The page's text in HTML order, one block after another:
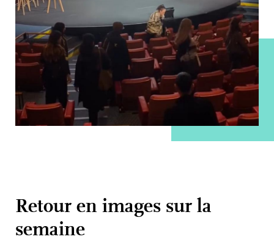
Retour en images sur la
semaine